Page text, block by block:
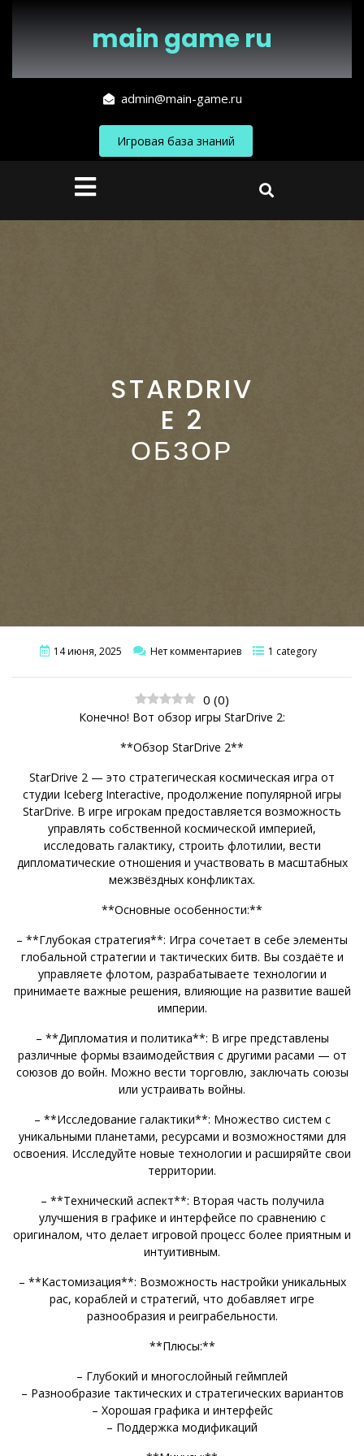
main game ru
admin@main-game.ru
Игровая база знаний
Кнопка
Открыть
STARDRIV
E 2
ОБЗОР
14 июня, 2025 Нет комментариев 1 category
0 (0)
Конечно! Вот обзор игры StarDrive 2:
**Обзор StarDrive 2**
StarDrive 2 — это стратегическая космическая игра от
студии Iceberg Interactive, продолжение популярной игры
StarDrive. В игре игрокам предоставляется возможность
управлять собственной космической империей,
исследовать галактику, строить флотилии, вести
дипломатические отношения и участвовать в масштабных
межзвёздных конфликтах.
**Основные особенности:**
– **Глубокая стратегия**: Игра сочетает в себе элементы
глобальной стратегии и тактических битв. Вы создаёте и
управляете флотом, разрабатываете технологии и
принимаете важные решения, влияющие на развитие вашей
империи.
– **Дипломатия и политика**: В игре представлены
различные формы взаимодействия с другими расами — от
союзов до войн. Можно вести торговлю, заключать союзы
или устраивать войны.
– **Исследование галактики**: Множество систем с
уникальными планетами, ресурсами и возможностями для
освоения. Исследуйте новые технологии и расширяйте свои
территории.
– **Технический аспект**: Вторая часть получила
улучшения в графике и интерфейсе по сравнению с
оригиналом, что делает игровой процесс более приятным и
интуитивным.
– **Кастомизация**: Возможность настройки уникальных
рас, кораблей и стратегий, что добавляет игре
разнообразия и реиграбельности.
**Плюсы:**
– Глубокий и многослойный геймплей
– Разнообразие тактических и стратегических вариантов
– Хорошая графика и интерфейс
– Поддержка модификаций